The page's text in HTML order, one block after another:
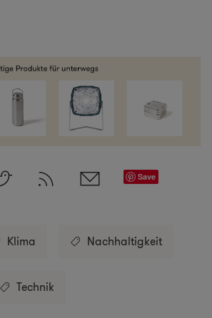
Save
Klima Nachhaltigkeit
Technik